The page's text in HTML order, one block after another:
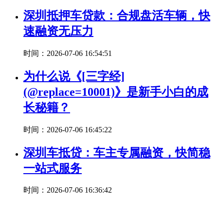
深圳抵押车贷款：合规盘活车辆，快
速融资无压力
时间：2026-07-06 16:54:51
为什么说《[三字经]
(@replace=10001)》是新手小白的成
长秘籍？
时间：2026-07-06 16:45:22
深圳车抵贷：车主专属融资，快简稳
一站式服务
时间：2026-07-06 16:36:42